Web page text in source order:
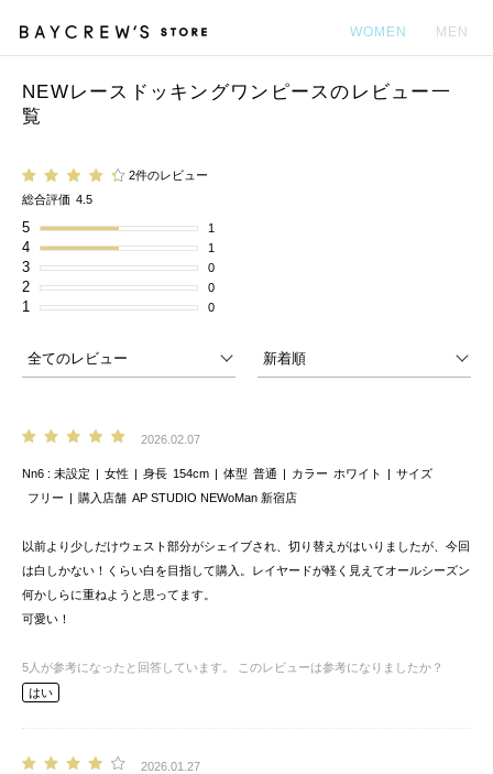
WOMEN MEN
NEWレースドッキングワンピースのレビュー一
覧
2件のレビュー
総合評価 4.5
5 1
4 1
3 0
2 0
1 0
2026.02.07
Nn6 未設定 女性 身長 154cm 体型 普通 カラー ホワイト
サイズ
フリー
購入店舗 AP STUDIO NEWoMan 新宿店
以前より少しだけウェスト部分がシェイブされ、切り替えがはいりましたが、今回
は白しかない！くらい白を目指して購入。レイヤードが軽く見えてオールシーズン
何かしらに重ねようと思ってます。
可愛い！
5 人が参考になったと回答しています。
このレビューは参考になりましたか？
はい
2026.01.27